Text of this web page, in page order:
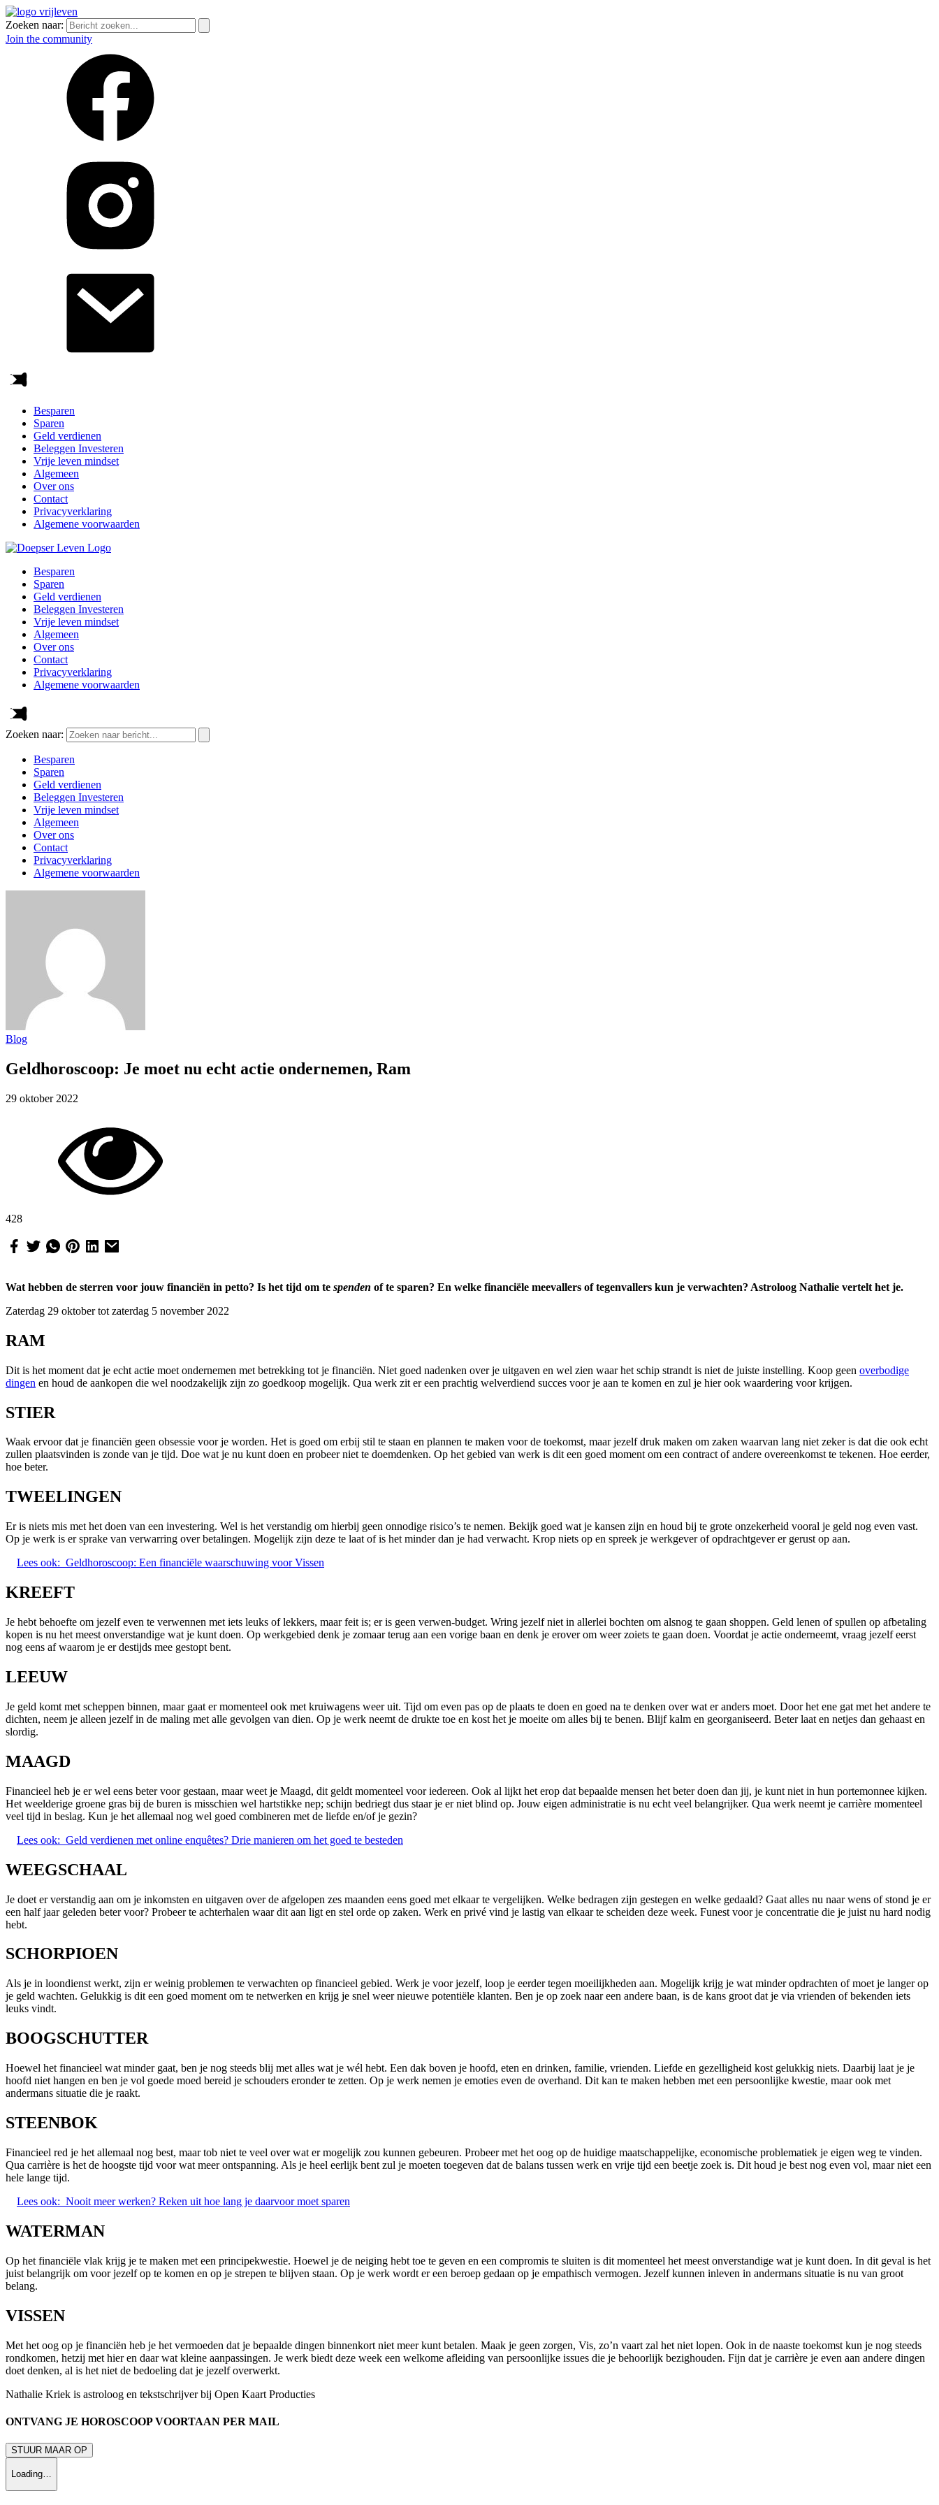
Zoeken naar:
Join the community
Besparen
Sparen
Geld verdienen
Beleggen Investeren
Vrije leven mindset
Algemeen
Over ons
Contact
Privacyverklaring
Algemene voorwaarden
Besparen
Sparen
Geld verdienen
Beleggen Investeren
Vrije leven mindset
Algemeen
Over ons
Contact
Privacyverklaring
Algemene voorwaarden
Zoeken naar:
Besparen
Sparen
Geld verdienen
Beleggen Investeren
Vrije leven mindset
Algemeen
Over ons
Contact
Privacyverklaring
Algemene voorwaarden
Blog
Geldhoroscoop: Je moet nu echt actie ondernemen, Ram
29 oktober 2022
428
Wat hebben de sterren voor jouw financiën in petto? Is het tijd om te spenden of te sparen? En welke financiële meevallers of tegenvallers kun je verwachten? Astroloog Nathalie vertelt het je.
Zaterdag 29 oktober tot zaterdag 5 november 2022
RAM
Dit is het moment dat je echt actie moet ondernemen met betrekking tot je financiën. Niet goed nadenken over je uitgaven en wel zien waar het schip strandt is niet de juiste instelling. Koop geen overbodige
dingen en houd de aankopen die wel noodzakelijk zijn zo goedkoop mogelijk. Qua werk zit er een prachtig welverdiend succes voor je aan te komen en zul je hier ook waardering voor krijgen.
STIER
Waak ervoor dat je financiën geen obsessie voor je worden. Het is goed om erbij stil te staan en plannen te maken voor de toekomst, maar jezelf druk maken om zaken waarvan lang niet zeker is dat die ook echt
zullen plaatsvinden is zonde van je tijd. Doe wat je nu kunt doen en probeer niet te doemdenken. Op het gebied van werk is dit een goed moment om een contract of andere overeenkomst te tekenen. Hoe eerder,
hoe beter.
TWEELINGEN
Er is niets mis met het doen van een investering. Wel is het verstandig om hierbij geen onnodige risico’s te nemen. Bekijk goed wat je kansen zijn en houd bij te grote onzekerheid vooral je geld nog even vast.
Op je werk is er sprake van verwarring over betalingen. Mogelijk zijn deze te laat of is het minder dan je had verwacht. Krop niets op en spreek je werkgever of opdrachtgever er gerust op aan.
Lees ook: Geldhoroscoop: Een financiële waarschuwing voor Vissen
KREEFT
Je hebt behoefte om jezelf even te verwennen met iets leuks of lekkers, maar feit is; er is geen verwen-budget. Wring jezelf niet in allerlei bochten om alsnog te gaan shoppen. Geld lenen of spullen op afbetaling
kopen is nu het meest onverstandige wat je kunt doen. Op werkgebied denk je zomaar terug aan een vorige baan en denk je erover om weer zoiets te gaan doen. Voordat je actie onderneemt, vraag jezelf eerst
nog eens af waarom je er destijds mee gestopt bent.
LEEUW
Je geld komt met scheppen binnen, maar gaat er momenteel ook met kruiwagens weer uit. Tijd om even pas op de plaats te doen en goed na te denken over wat er anders moet. Door het ene gat met het andere te
dichten, neem je alleen jezelf in de maling met alle gevolgen van dien. Op je werk neemt de drukte toe en kost het je moeite om alles bij te benen. Blijf kalm en georganiseerd. Beter laat en netjes dan gehaast en
slordig.
MAAGD
Financieel heb je er wel eens beter voor gestaan, maar weet je Maagd, dit geldt momenteel voor iedereen. Ook al lijkt het erop dat bepaalde mensen het beter doen dan jij, je kunt niet in hun portemonnee kijken.
Het weelderige groene gras bij de buren is misschien wel hartstikke nep; schijn bedriegt dus staar je er niet blind op. Jouw eigen administratie is nu echt veel belangrijker. Qua werk neemt je carrière momenteel
veel tijd in beslag. Kun je het allemaal nog wel goed combineren met de liefde en/of je gezin?
Lees ook: Geld verdienen met online enquêtes? Drie manieren om het goed te besteden
WEEGSCHAAL
Je doet er verstandig aan om je inkomsten en uitgaven over de afgelopen zes maanden eens goed met elkaar te vergelijken. Welke bedragen zijn gestegen en welke gedaald? Gaat alles nu naar wens of stond je er
een half jaar geleden beter voor? Probeer te achterhalen waar dit aan ligt en stel orde op zaken. Werk en privé vind je lastig van elkaar te scheiden deze week. Funest voor je concentratie die je juist nu hard nodig
hebt.
SCHORPIOEN
Als je in loondienst werkt, zijn er weinig problemen te verwachten op financieel gebied. Werk je voor jezelf, loop je eerder tegen moeilijkheden aan. Mogelijk krijg je wat minder opdrachten of moet je langer op
je geld wachten. Gelukkig is dit een goed moment om te netwerken en krijg je snel weer nieuwe potentiële klanten. Ben je op zoek naar een andere baan, is de kans groot dat je via vrienden of bekenden iets
leuks vindt.
BOOGSCHUTTER
Hoewel het financieel wat minder gaat, ben je nog steeds blij met alles wat je wél hebt. Een dak boven je hoofd, eten en drinken, familie, vrienden. Liefde en gezelligheid kost gelukkig niets. Daarbij laat je je
hoofd niet hangen en ben je vol goede moed bereid je schouders eronder te zetten. Op je werk nemen je emoties even de overhand. Dit kan te maken hebben met een persoonlijke kwestie, maar ook met
andermans situatie die je raakt.
STEENBOK
Financieel red je het allemaal nog best, maar tob niet te veel over wat er mogelijk zou kunnen gebeuren. Probeer met het oog op de huidige maatschappelijke, economische problematiek je eigen weg te vinden.
Qua carrière is het de hoogste tijd voor wat meer ontspanning. Als je heel eerlijk bent zul je moeten toegeven dat de balans tussen werk en vrije tijd een beetje zoek is. Dit houd je best nog even vol, maar niet een
hele lange tijd.
Lees ook: Nooit meer werken? Reken uit hoe lang je daarvoor moet sparen
WATERMAN
Op het financiële vlak krijg je te maken met een principekwestie. Hoewel je de neiging hebt toe te geven en een compromis te sluiten is dit momenteel het meest onverstandige wat je kunt doen. In dit geval is het
juist belangrijk om voor jezelf op te komen en op je strepen te blijven staan. Op je werk wordt er een beroep gedaan op je empathisch vermogen. Jezelf kunnen inleven in andermans situatie is nu van groot
belang.
VISSEN
Met het oog op je financiën heb je het vermoeden dat je bepaalde dingen binnenkort niet meer kunt betalen. Maak je geen zorgen, Vis, zo’n vaart zal het niet lopen. Ook in de naaste toekomst kun je nog steeds
rondkomen, hetzij met hier en daar wat kleine aanpassingen. Je werk biedt deze week een welkome afleiding van persoonlijke issues die je behoorlijk bezighouden. Fijn dat je carrière je even aan andere dingen
doet denken, al is het niet de bedoeling dat je jezelf overwerkt.
Nathalie Kriek is astroloog en tekstschrijver bij Open Kaart Producties
ONTVANG JE HOROSCOOP VOORTAAN PER MAIL
STUUR MAAR OP
Loading…